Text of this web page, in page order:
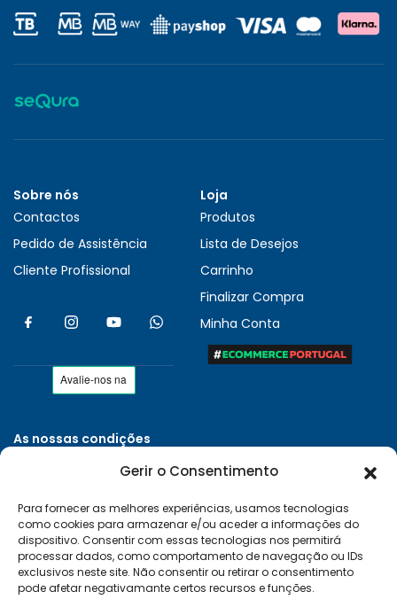
Gerir o Consentimento
Para fornecer as melhores experiências, usamos tecnologias
como cookies para armazenar e/ou aceder a informações do
dispositivo. Consentir com essas tecnologias nos permitirá
processar dados, como comportamento de navegação ou IDs
exclusivos neste site. Não consentir ou retirar o consentimento
pode afetar negativamante certos recursos e funções.
Sobre nós
Contactos
Pedido de Assistência
Cliente Profissional
Loja
Produtos
Lista de Desejos
Carrinho
Finalizar Compra
Minha Conta
As nossas condições
Políticas de Privacidade
Entregas e Devoluções
Livro de Reclamações
RAL e RLL
Klarna FAQ